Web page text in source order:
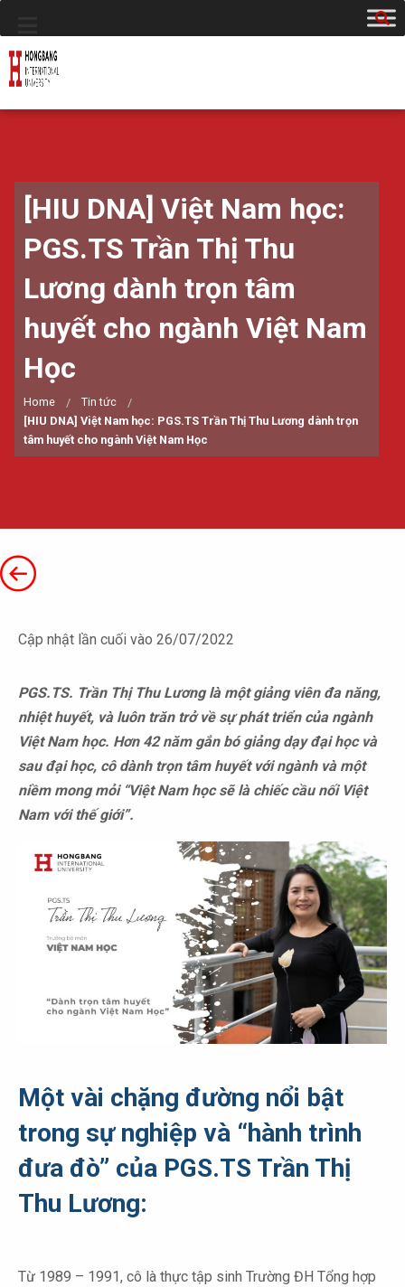
[HIU DNA] Việt Nam học:
PGS.TS Trần Thị Thu
Lương dành trọn tâm
huyết cho ngành Việt Nam
Học
Home
Tin tức
[HIU DNA] Việt Nam học: PGS.TS Trần Thị Thu Lương dành trọn
tâm huyết cho ngành Việt Nam Học
Cập nhật lần cuối vào 26/07/2022
PGS.TS. Trần Thị Thu Lương là một giảng viên đa năng,
nhiệt huyết, và luôn trăn trở về sự phát triển của ngành
Việt Nam học. Hơn 42 năm gắn bó giảng dạy đại học và
sau đại học, cô dành trọn tâm huyết với ngành và một
niềm mong mỏi “Việt Nam học sẽ là chiếc cầu nối Việt
Nam với thế giới”.
Một vài chặng đường nổi bật
trong sự nghiệp và “hành trình
đưa đò” của PGS.TS Trần Thị
Thu Lương:
Từ 1989 – 1991, cô là thực tập sinh Trường ĐH Tổng hợp